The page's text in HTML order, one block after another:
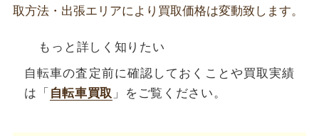
取方法・出張エリアにより買取価格は変動致します。
もっと詳しく知りたい
自転車の査定前に確認しておくことや買取実績
は「 自転車買取 」をご覧ください。